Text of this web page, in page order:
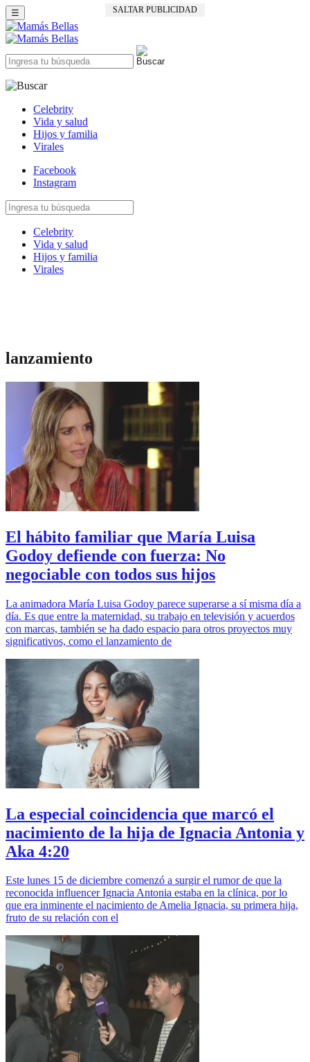
SALTAR PUBLICIDAD
☰
Celebrity
Vida y salud
Hijos y familia
Virales
Facebook
Instagram
Celebrity
Vida y salud
Hijos y familia
Virales
lanzamiento
El hábito familiar que María Luisa
Godoy defiende con fuerza: No
negociable con todos sus hijos
La animadora María Luisa Godoy parece superarse a sí misma día a
día. Es que entre la maternidad, su trabajo en televisión y acuerdos
con marcas, también se ha dado espacio para otros proyectos muy
significativos, como el lanzamiento de
La especial coincidencia que marcó el
nacimiento de la hija de Ignacia Antonia y
Aka 4:20
Este lunes 15 de diciembre comenzó a surgir el rumor de que la
reconocida influencer Ignacia Antonia estaba en la clínica, por lo
que era inminente el nacimiento de Amelia Ignacia, su primera hija,
fruto de su relación con el